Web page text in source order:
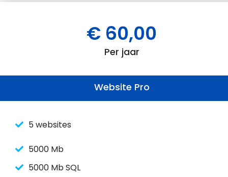
€ 60,00
Per jaar
Website Pro
5 websites
5000 Mb
5000 Mb SQL